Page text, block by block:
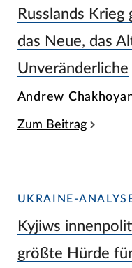
Russlands Krieg
das Neue, das
Unveränderliche
Andrew
Zum Beitrag
UKRAINE-
Kyjiws
größte Hürde